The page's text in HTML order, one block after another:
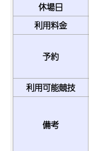
休場日
利用料金
予約
利用可能競技
備考